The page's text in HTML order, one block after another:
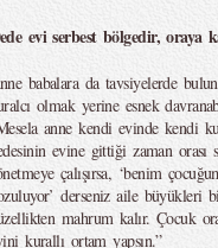
evi serbest bölgedir, oraya
babalara da tavsiyelerde
olmak yerine esnek
anne kendi evinde kendi
evine gittiği zaman orası
çalışırsa, ‘benim
derseniz aile büyükleri
mahrum kalır. Çocuk
kurallı ortam yapsın.”